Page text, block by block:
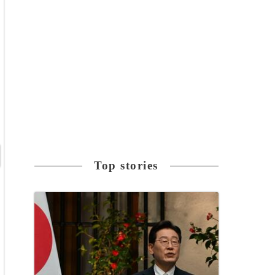
Top stories